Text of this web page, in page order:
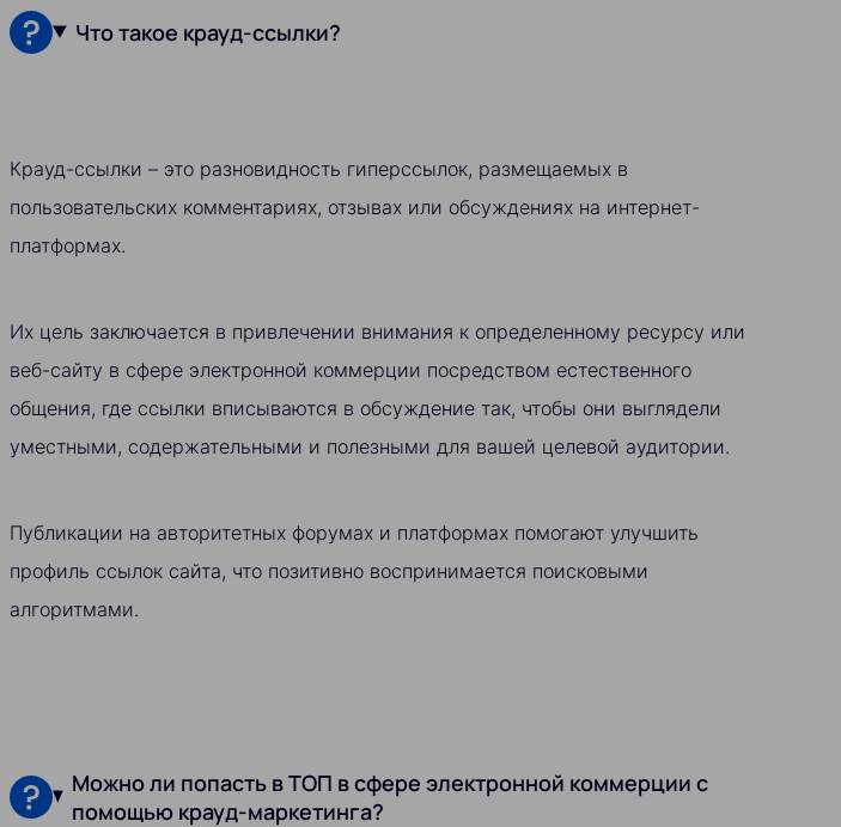
Что такое крауд-ссылки?
Крауд-ссылки – это разновидность гиперссылок, размещаемых в
пользовательских комментариях, отзывах или обсуждениях на интернет-
платформах.
Их цель заключается в привлечении внимания к определенному ресурсу или
веб-сайту в сфере электронной коммерции посредством естественного
общения, где ссылки вписываются в обсуждение так, чтобы они выглядели
уместными, содержательными и полезными для вашей целевой аудитории.
Публикации на авторитетных форумах и платформах помогают улучшить
профиль ссылок сайта, что позитивно воспринимается поисковыми
алгоритмами.
Можно ли попасть в ТОП в сфере электронной коммерции с
помощью крауд-маркетинга?